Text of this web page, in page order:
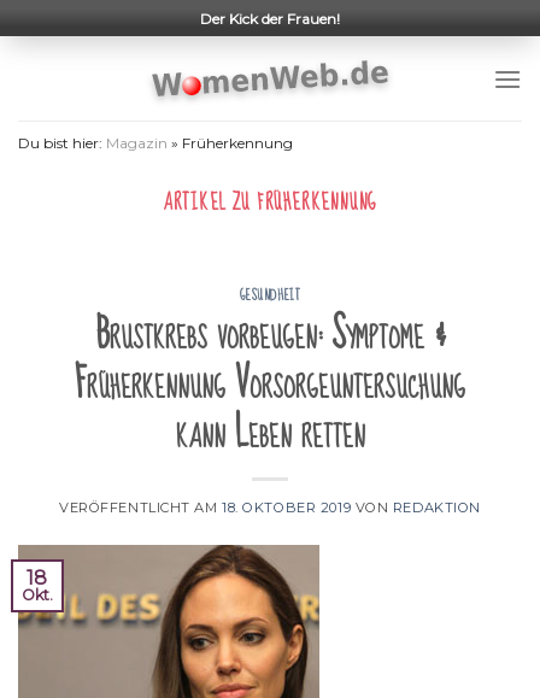
to
Der Kick der Frauen!
Du bist hier: Magazin » Früherkennung
ARTIKEL ZU FRÜHERKENNUNG
GESUNDHEIT
Brustkrebs vorbeugen: Symptome &
Früherkennung Vorsorgeuntersuchung
kann Leben retten
VERÖFFENTLICHT AM18. OKTOBER 2019 VON REDAKTION
18
Okt.